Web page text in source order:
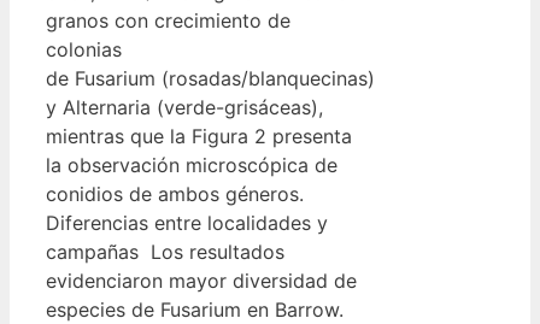
granos con crecimiento de
colonias
de Fusarium (rosadas/blanquecinas)
y Alternaria (verde-grisáceas),
mientras que la Figura 2 presenta
la observación microscópica de
conidios de ambos géneros.
Diferencias entre localidades y
campañas Los resultados
evidenciaron mayor diversidad de
especies de Fusarium en Barrow.